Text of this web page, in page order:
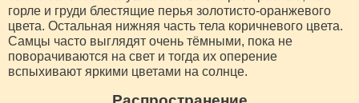
горле и груди блестящие перья золотисто-оранжевого
цвета. Остальная нижняя часть тела коричневого цвета.
Самцы часто выглядят очень тёмными, пока не
поворачиваются на свет и тогда их оперение
вспыхивают яркими цветами на солнце.